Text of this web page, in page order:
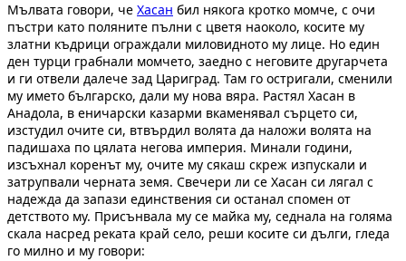
Мълвата говори, че Хасан бил някога кротко момче, с очи
пъстри като поляните пълни с цветя наоколо, косите му
златни къдрици ограждали миловидното му лице. Но един
ден турци грабнали момчето, заедно с неговите другарчета
и ги отвели далече зад Цариград. Там го остригали, сменили
му името българско, дали му нова вяра. Растял Хасан в
Анадола, в еничарски казарми вкаменявал сърцето си,
изстудил очите си, втвърдил волята да наложи волята на
падишаха по цялата негова империя. Минали години,
изсъхнал коренът му, очите му сякаш скреж изпускали и
затрупвали черната земя. Свечери ли се Хасан си лягал с
надежда да запази единствения си останал спомен от
детството му. Присънвала му се майка му, седнала на голяма
скала насред реката край село, реши косите си дълги, гледа
го милно и му говори: